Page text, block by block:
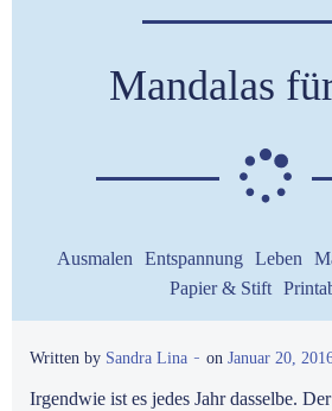
Mandalas
Ausmalen Entspannung Leben
Papier & Stift
Written by Sandra Lina - on Januar 20,
Irgendwie ist es jedes Jahr dasselbe.